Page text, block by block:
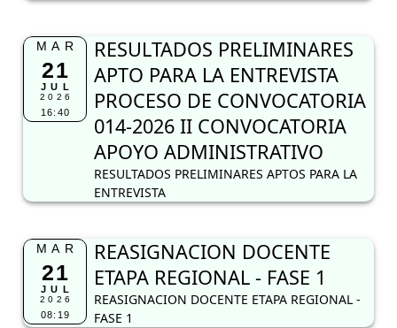
MAR
21
JUL
2026
16:40
RESULTADOS PRELIMINARES
APTO PARA LA ENTREVISTA
PROCESO DE CONVOCATORIA
014-2026 II CONVOCATORIA
APOYO ADMINISTRATIVO
RESULTADOS PRELIMINARES APTOS PARA LA
ENTREVISTA
MAR
21
JUL
2026
08:19
REASIGNACION DOCENTE
ETAPA REGIONAL - FASE 1
REASIGNACION DOCENTE ETAPA REGIONAL -
FASE 1